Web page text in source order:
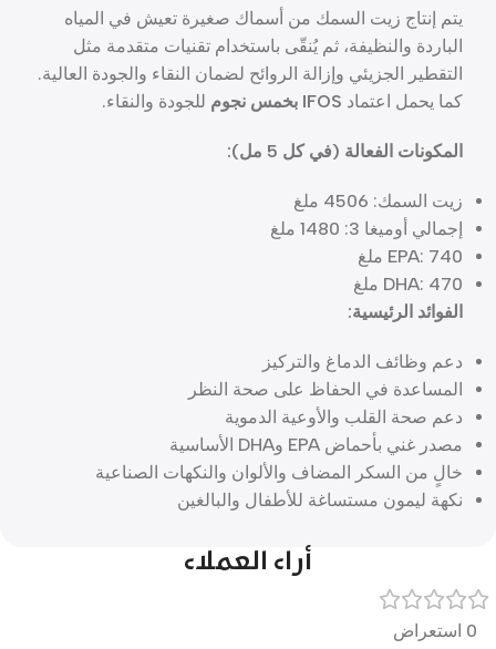
يتم إنتاج زيت السمك من أسماك صغيرة تعيش في المياه
الباردة والنظيفة، ثم يُنقّى باستخدام تقنيات متقدمة مثل
التقطير الجزيئي وإزالة الروائح لضمان النقاء والجودة العالية.
كما يحمل اعتماد IFOS بخمس نجوم للجودة والنقاء.
المكونات الفعالة (في كل 5 مل):
زيت السمك: 4506 ملغ
إجمالي أوميغا 3: 1480 ملغ
EPA: 740 ملغ
DHA: 470 ملغ
الفوائد الرئيسية:
دعم وظائف الدماغ والتركيز
المساعدة في الحفاظ على صحة النظر
دعم صحة القلب والأوعية الدموية
مصدر غني بأحماض EPA وDHA الأساسية
خالٍ من السكر المضاف والألوان والنكهات الصناعية
نكهة ليمون مستساغة للأطفال والبالغين
أراء العملاء
0 استعراض